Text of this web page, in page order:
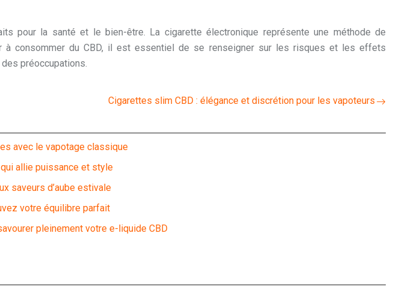
pour la santé et le bien-être. La cigarette électronique représente une méthode de
à consommer du CBD, il est essentiel de se renseigner sur les risques et les effets
préoccupations.
Cigarettes slim CBD : élégance et discrétion pour les vapoteurs
avec le vapotage classique
allie puissance et style
saveurs d’aube estivale
votre équilibre parfait
pleinement votre e-liquide CBD